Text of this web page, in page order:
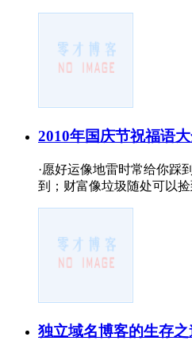
2010年国庆节祝福语
·愿好运像地雷时常给你踩
到；财富像垃圾随处可以
独立域名博客的生存之